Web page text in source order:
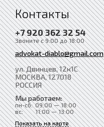
Контакты
+7 920 362 32 54
Звоните с 9:00 до 18:00
advokat-diablo@gmail.com
ул. Двинцев, 12к1С
МОСКВА, 127018
РОССИЯ
Мы работаем:
пн-сб: 09:00 — 18:00
вс:
11:00 — 13:00
Показать на карте